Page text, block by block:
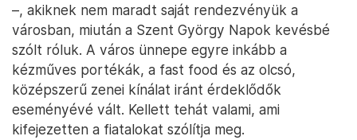
–, akiknek nem maradt saját rendezvényük a
városban, miután a Szent György Napok kevésbé
szólt róluk. A város ünnepe egyre inkább a
kézműves portékák, a fast food és az olcsó,
középszerű zenei kínálat iránt érdeklődők
eseményévé vált. Kellett tehát valami, ami
kifejezetten a fiatalokat szólítja meg.